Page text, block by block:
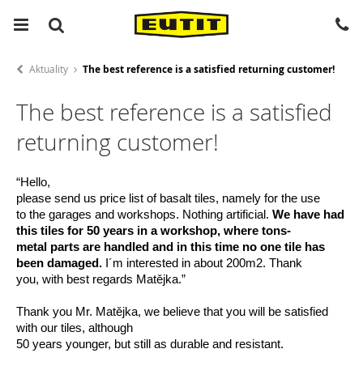
Aktuality The best reference is a satisfied returning customer!
The best reference is a satisfied
returning customer!
“Hello,
please send us price list of basalt tiles, namely for the use
to the garages and workshops. Nothing artificial. We have had
this tiles for 50 years in a workshop, where tons-
metal parts are handled and in this time no one tile has
been damaged. I´m interested in about 200m2. Thank
you, with best regards Matějka.”
Thank you Mr. Matějka, we believe that you will be satisfied
with our tiles, although
50 years younger, but still as durable and resistant.